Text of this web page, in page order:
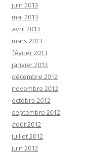
juin 2013
mai 2013
avril 2013
mars 2013
février 2013
janvier 2013
décembre 2012
novembre 2012
octobre 2012
septembre 2012
août 2012
juillet 2012
juin 2012